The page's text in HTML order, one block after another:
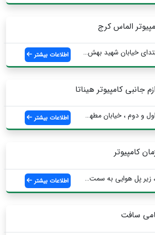
الماس کرج
خیابان شهید بهش... اطلاعات بیشتر
جانبی کامپیوتر هیناتا
و دوم ، خیابان مطهری... اطلاعات بیشتر
کامپیوتر
پل هوایی به سمت گوه... اطلاعات بیشتر
سافت